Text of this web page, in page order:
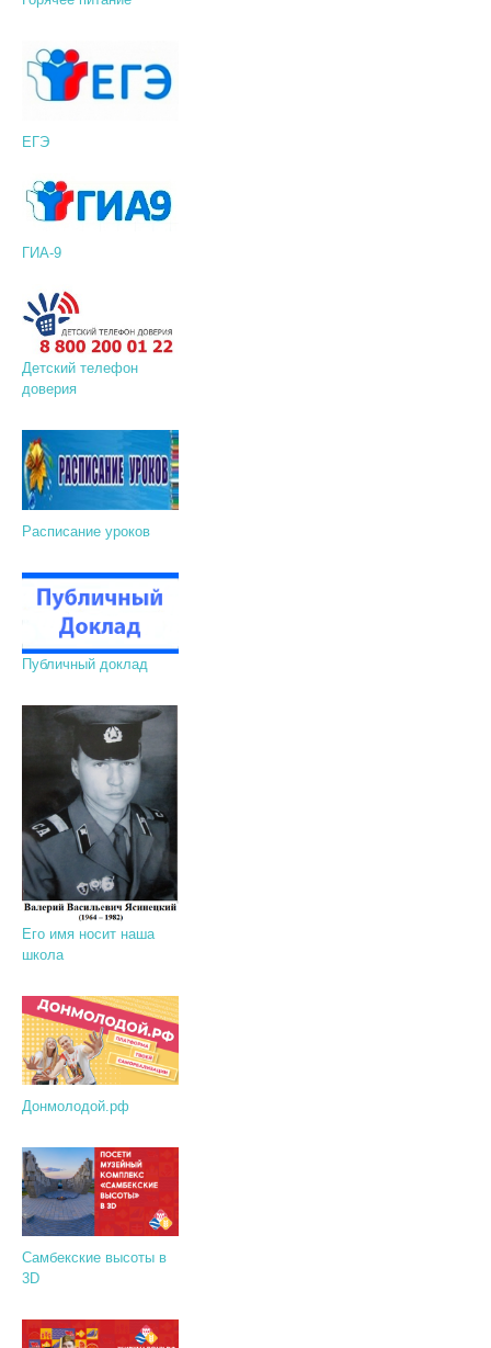
ЕГЭ
ГИА-9
Детский телефон
доверия
Расписание уроков
Публичный доклад
Его имя носит наша
школа
Донмолодой.рф
Самбекские высоты в
3D